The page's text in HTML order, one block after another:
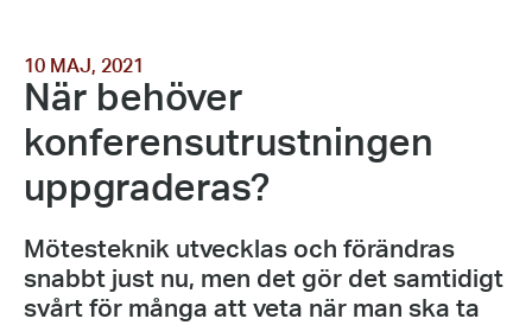
10 MAJ, 2021
När behöver
konferensutrustningen
uppgraderas?
Mötesteknik utvecklas och förändras
snabbt just nu, men det gör det samtidigt
svårt för många att veta när man ska ta